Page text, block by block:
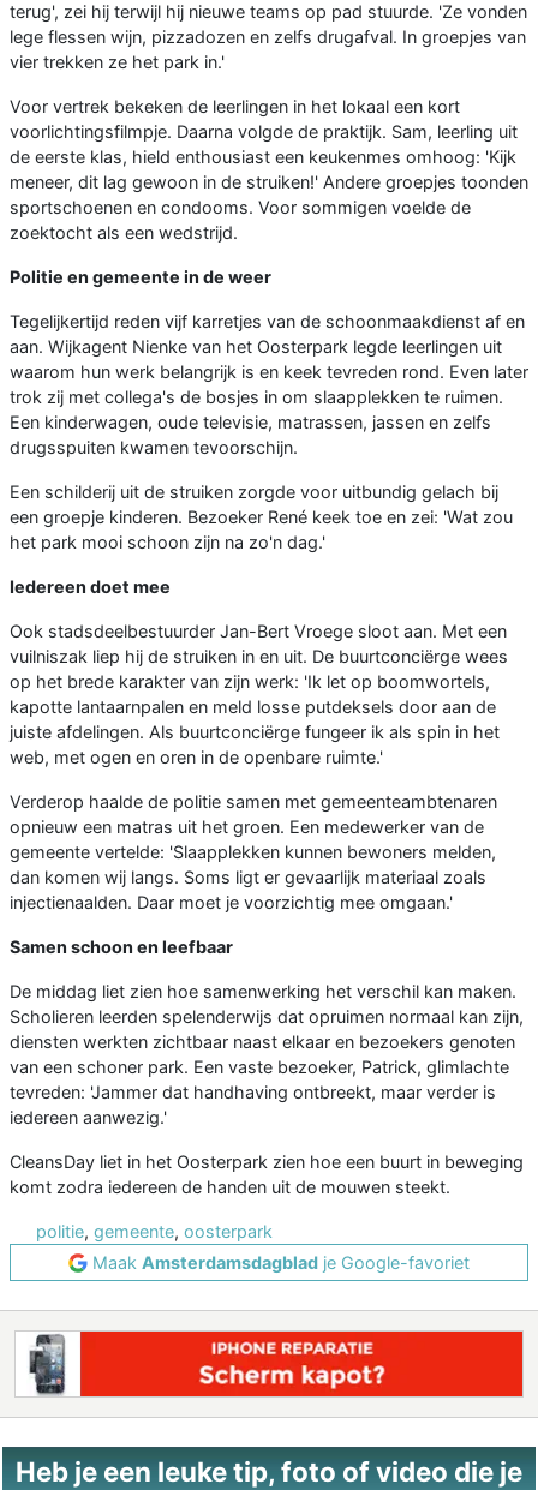
terug', zei hij terwijl hij nieuwe teams op pad stuurde. 'Ze vonden
lege flessen wijn, pizzadozen en zelfs drugafval. In groepjes van
vier trekken ze het park in.'
Voor vertrek bekeken de leerlingen in het lokaal een kort
voorlichtingsfilmpje. Daarna volgde de praktijk. Sam, leerling uit
de eerste klas, hield enthousiast een keukenmes omhoog: 'Kijk
meneer, dit lag gewoon in de struiken!' Andere groepjes toonden
sportschoenen en condooms. Voor sommigen voelde de
zoektocht als een wedstrijd.
Politie en gemeente in de weer
Tegelijkertijd reden vijf karretjes van de schoonmaakdienst af en
aan. Wijkagent Nienke van het Oosterpark legde leerlingen uit
waarom hun werk belangrijk is en keek tevreden rond. Even later
trok zij met collega's de bosjes in om slaapplekken te ruimen.
Een kinderwagen, oude televisie, matrassen, jassen en zelfs
drugsspuiten kwamen tevoorschijn.
Een schilderij uit de struiken zorgde voor uitbundig gelach bij
een groepje kinderen. Bezoeker René keek toe en zei: 'Wat zou
het park mooi schoon zijn na zo'n dag.'
Iedereen doet mee
Ook stadsdeelbestuurder Jan-Bert Vroege sloot aan. Met een
vuilniszak liep hij de struiken in en uit. De buurtconciërge wees
op het brede karakter van zijn werk: 'Ik let op boomwortels,
kapotte lantaarnpalen en meld losse putdeksels door aan de
juiste afdelingen. Als buurtconciërge fungeer ik als spin in het
web, met ogen en oren in de openbare ruimte.'
Verderop haalde de politie samen met gemeenteambtenaren
opnieuw een matras uit het groen. Een medewerker van de
gemeente vertelde: 'Slaapplekken kunnen bewoners melden,
dan komen wij langs. Soms ligt er gevaarlijk materiaal zoals
injectienaalden. Daar moet je voorzichtig mee omgaan.'
Samen schoon en leefbaar
De middag liet zien hoe samenwerking het verschil kan maken.
Scholieren leerden spelenderwijs dat opruimen normaal kan zijn,
diensten werkten zichtbaar naast elkaar en bezoekers genoten
van een schoner park. Een vaste bezoeker, Patrick, glimlachte
tevreden: 'Jammer dat handhaving ontbreekt, maar verder is
iedereen aanwezig.'
CleansDay liet in het Oosterpark zien hoe een buurt in beweging
komt zodra iedereen de handen uit de mouwen steekt.
politie, gemeente, oosterpark
Maak Amsterdamsdagblad je Google-favoriet
Heb je een leuke tip, foto of video die je